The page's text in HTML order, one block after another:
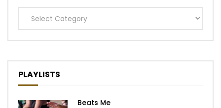
Categories
PLAYLISTS
Beats Me